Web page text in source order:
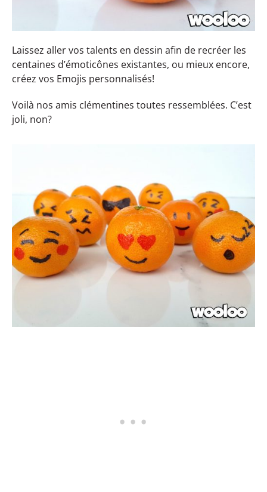
Laissez aller vos talents en dessin afin de recréer les
centaines d’émoticônes existantes, ou mieux encore,
créez vos Emojis personnalisés!
Voilà nos amis clémentines toutes ressemblées. C’est
joli, non?